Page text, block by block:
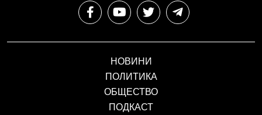
НОВИНИ
ПОЛИТИКА
ОБЩЕСТВО
ПОДКАСТ